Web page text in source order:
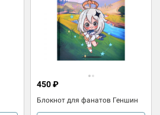
Блокнот для фанатов Геншин
450 ₽